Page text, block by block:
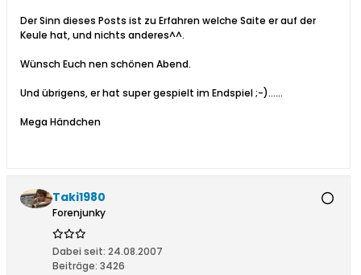
Der Sinn dieses Posts ist zu Erfahren welche Saite er auf der
Keule hat, und nichts anderes^^.
Wünsch Euch nen schönen Abend.
Und übrigens, er hat super gespielt im Endspiel ;-)......
Mega Händchen
Taki1980
Forenjunky
Dabei seit: 24.08.2007
Beiträge: 3426